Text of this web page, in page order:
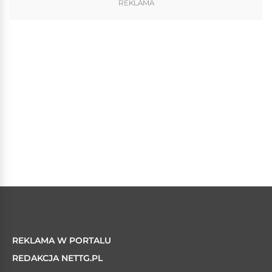
REKLAMA
REKLAMA W PORTALU
REDAKCJA NETTG.PL